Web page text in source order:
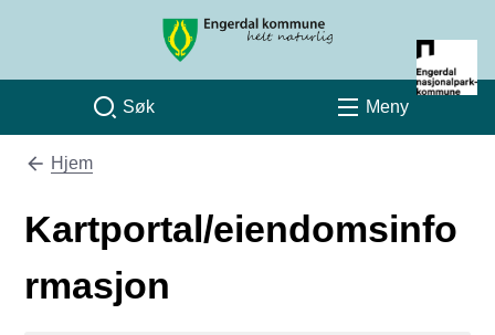
Engerdal kommune
Søk Meny
Du er her:
Hjem
Kartportal/eiendomsinfo
rmasjon